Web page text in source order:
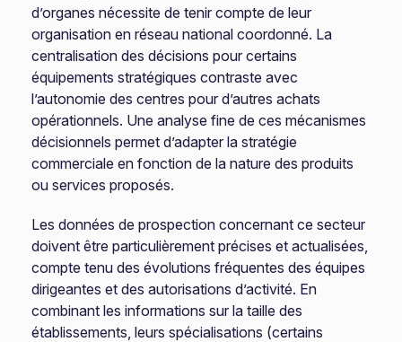
d’organes nécessite de tenir compte de leur
organisation en réseau national coordonné. La
centralisation des décisions pour certains
équipements stratégiques contraste avec
l’autonomie des centres pour d’autres achats
opérationnels. Une analyse fine de ces mécanismes
décisionnels permet d’adapter la stratégie
commerciale en fonction de la nature des produits
ou services proposés.
Les données de prospection concernant ce secteur
doivent être particulièrement précises et actualisées,
compte tenu des évolutions fréquentes des équipes
dirigeantes et des autorisations d’activité. En
combinant les informations sur la taille des
établissements, leurs spécialisations (certains